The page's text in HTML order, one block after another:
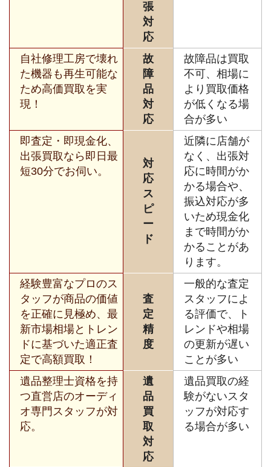
張
対
応
自社修理工房で壊れ
た機器も再生可能な
ため高価買取を実
現！
故
障
品
対
応
故障品は買取
不可、相場に
より買取価格
が低くなる場
合が多い
即査定・即現金化、
出張買取なら即日最
短30分でお伺い。
対
応
ス
ピ
ー
ド
近隣に店舗が
なく、出張対
応に時間がか
かる場合や、
振込対応が多
いため現金化
まで時間がか
かることがあ
ります。
経験豊富なプロのス
タッフが商品の価値
を正確に見極め、最
新市場相場とトレン
ドに基づいた適正査
定で高額買取！
査
定
精
度
一般的な査定
スタッフによ
る評価で、ト
レンドや相場
の更新が遅い
ことが多い
遺品整理士資格を持
つ直営店のオーディ
オ専門スタッフが対
応。
遺
品
買
取
対
応
遺品買取の経
験がないスタ
ッフが対応す
る場合が多い